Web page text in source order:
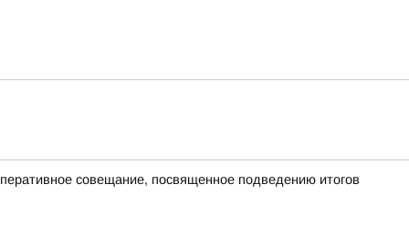
совещание, посвященное подведению итогов